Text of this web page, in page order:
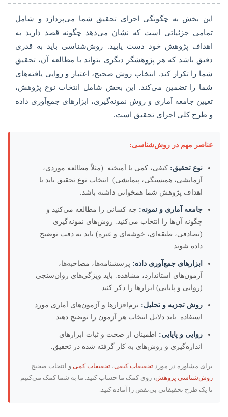
این بخش به چگونگی اجرای تحقیق شما می‌پردازد و شامل
تمامی جزئیاتی است که نشان می‌دهد چگونه قصد دارید به
اهداف پژوهش خود دست یابید. روش‌شناسی باید به قدری
دقیق باشد که هر پژوهشگر دیگری بتواند با مطالعه آن، تحقیق
شما را تکرار کند. انتخاب روش صحیح، اعتبار و روایی یافته‌های
شما را تضمین می‌کند. این بخش شامل انتخاب نوع پژوهش،
تعیین جامعه آماری و روش نمونه‌گیری، ابزارهای جمع‌آوری داده
و طرح کلی اجرای تحقیق است.
عناصر مهم در روش‌شناسی:
نوع تحقیق: کیفی، کمی یا آمیخته. (مثلاً مطالعه موردی،
آزمایشی، همبستگی، پیمایشی). انتخاب نوع تحقیق باید با
اهداف پژوهش شما همخوانی داشته باشد.
جامعه آماری و نمونه: چه کسانی را مطالعه می‌کنید و
چگونه آن‌ها را انتخاب می‌کنید. روش‌های نمونه‌گیری
(تصادفی، طبقه‌ای، خوشه‌ای و غیره) باید به دقت توضیح
داده شوند.
ابزارهای جمع‌آوری داده: پرسشنامه‌ها، مصاحبه‌ها،
آزمون‌های استاندارد، مشاهده. باید ویژگی‌های روان‌سنجی
(روایی و پایایی) ابزارها را ذکر کنید.
روش تجزیه و تحلیل: نرم‌افزارها و آزمون‌های آماری مورد
استفاده. باید دلایل انتخاب هر آزمون را توضیح دهید.
روایی و پایایی: اطمینان از صحت و ثبات ابزارهای
اندازه‌گیری و روش‌های به کار گرفته شده در تحقیق.
برای مشاوره در مورد تحقیقات کیفی، تحقیقات کمی و انتخاب صحیح
روش‌شناسی پژوهش، روی کمک ما حساب کنید. ما به شما کمک می‌کنیم
تا یک طرح تحقیقاتی بی‌نقص را آماده کنید.